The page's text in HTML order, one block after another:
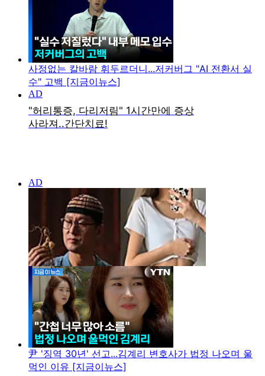
사정없는 칼바람 휘두르더니...저커버그 "AI 전환서 실
수" 고백 [지금이뉴스]
尹 '징역 30년' 선고...김계리 변호사가 법정 나오며 울
먹인 이유 [지금이뉴스]